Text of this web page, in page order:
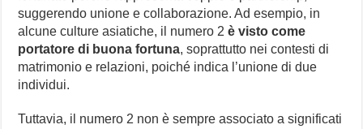
suggerendo unione e collaborazione. Ad esempio, in
alcune culture asiatiche, il numero 2è visto come
portatore di buona fortuna, soprattutto nei contesti di
matrimonio e relazioni, poiché indica l’unione di due
individui.
Tuttavia, il numero 2 non è sempre associato a significati